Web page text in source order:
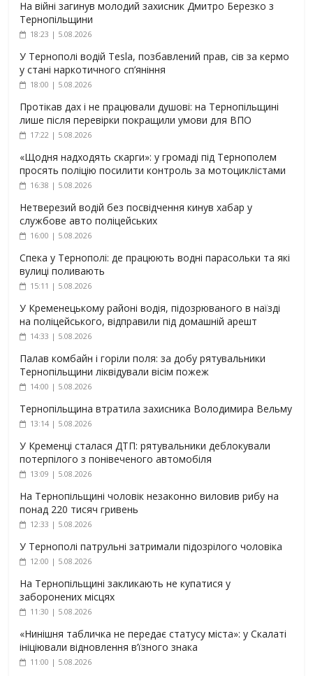
На війні загинув молодий захисник Дмитро Березко з
Тернопільщини
18:23 | 5.08.2026
У Тернополі водій Tesla, позбавлений прав, сів за кермо
у стані наркотичного сп’яніння
18:00 | 5.08.2026
Протікав дах і не працювали душові: на Тернопільщині
лише після перевірки покращили умови для ВПО
17:22 | 5.08.2026
«Щодня надходять скарги»: у громаді під Тернополем
просять поліцію посилити контроль за мотоциклістами
16:38 | 5.08.2026
Нетверезий водій без посвідчення кинув хабар у
службове авто поліцейських
16:00 | 5.08.2026
Спека у Тернополі: де працюють водні парасольки та які
вулиці поливають
15:11 | 5.08.2026
У Кременецькому районі водія, підозрюваного в наїзді
на поліцейського, відправили під домашній арешт
14:33 | 5.08.2026
Палав комбайн і горіли поля: за добу рятувальники
Тернопільщини ліквідували вісім пожеж
14:00 | 5.08.2026
Тернопільщина втратила захисника Володимира Вельму
13:14 | 5.08.2026
У Кременці сталася ДТП: рятувальники деблокували
потерпілого з понівеченого автомобіля
13:09 | 5.08.2026
На Тернопільщині чоловік незаконно виловив рибу на
понад 220 тисяч гривень
12:33 | 5.08.2026
У Тернополі патрульні затримали підозрілого чоловіка
12:00 | 5.08.2026
На Тернопільщині закликають не купатися у
заборонених місцях
11:30 | 5.08.2026
«Нинішня табличка не передає статусу міста»: у Скалаті
ініціювали відновлення в’їзного знака
11:00 | 5.08.2026